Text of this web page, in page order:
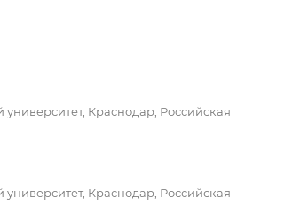
Краснодар, Российская
Краснодар, Российская